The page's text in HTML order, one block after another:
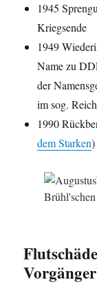
1945
Kriegsende
1949
Name zu
der
im sog.
1990
dem Starken)